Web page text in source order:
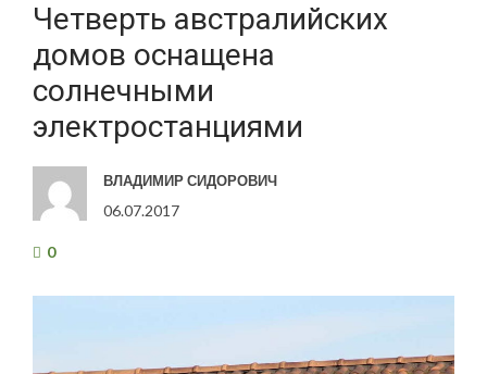
Четверть австралийских
домов оснащена
солнечными
электростанциями
ВЛАДИМИР СИДОРОВИЧ
06.07.2017
0